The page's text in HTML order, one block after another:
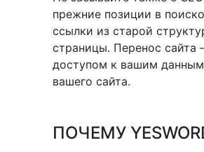
прежние позиции в
ссылки из старой
страницы. Перенос сайта
доступом к вашим
вашего сайта.
ПОЧЕМУ